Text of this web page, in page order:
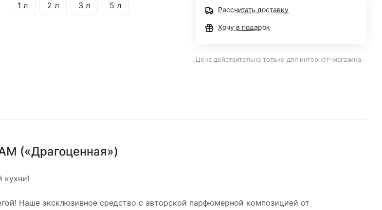
1 л 2 л 3 л 5 л Рассчитать доставку
Хочу в подарок
Цена действительна только для интернет-магазина.
(«Драгоценная»)
кухни!
Наше эксклюзивное средство с авторской парфюмерной композицией от